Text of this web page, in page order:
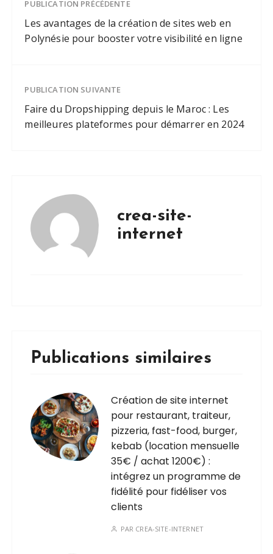
votre visibilité
en ligne
PUBLICATION PRÉCÉDENTE
Les avantages de la création de sites web en
Polynésie pour booster votre visibilité en ligne
PUBLICATION SUIVANTE
Faire du Dropshipping depuis le Maroc : Les
meilleures plateformes pour démarrer en 2024
crea-site-
internet
Publications similaires
Création de site internet
pour restaurant, traiteur,
pizzeria, fast-food, burger,
kebab (location mensuelle
35€ / achat 1200€) :
intégrez un programme de
fidélité pour fidéliser vos
clients
PAR CREA-SITE-INTERNET